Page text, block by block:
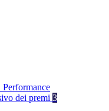
dei premi 3